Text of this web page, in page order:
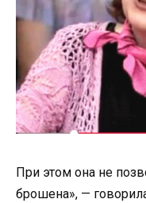
При этом она не
брошена», —